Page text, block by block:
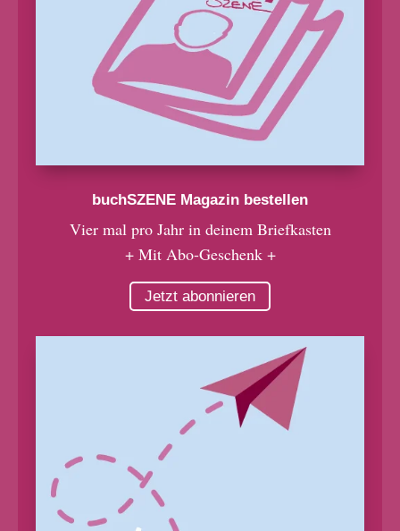
buchSZENE Magazin bestellen
Vier mal pro Jahr in deinem Briefkasten
+ Mit Abo-Geschenk +
Jetzt abonnieren